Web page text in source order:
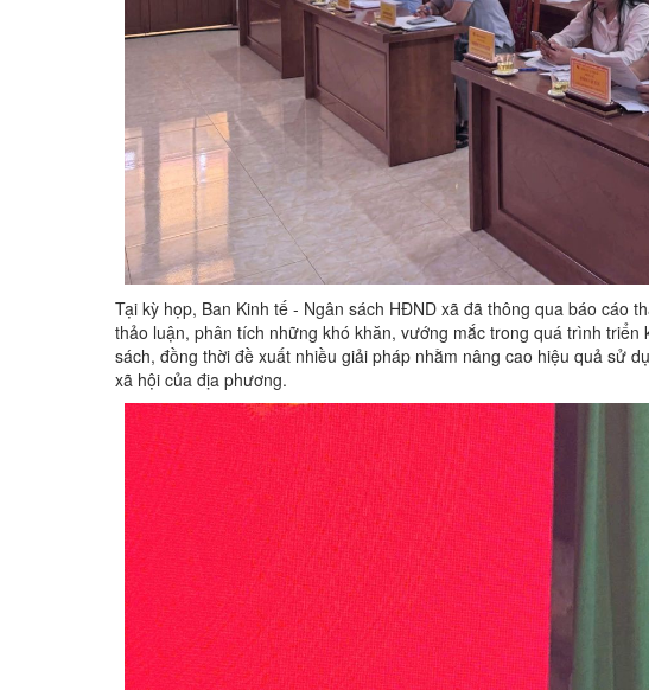
Tại kỳ họp, Ban Kinh tế - Ngân sách HĐND xã đã thông qua báo cáo
thảo luận, phân tích những khó khăn, vướng mắc trong quá trình
sách, đồng thời đề xuất nhiều giải pháp nhằm nâng cao hiệu quả sử
xã hội của địa phương.